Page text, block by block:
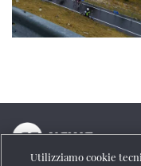
Utilizziamo cookie